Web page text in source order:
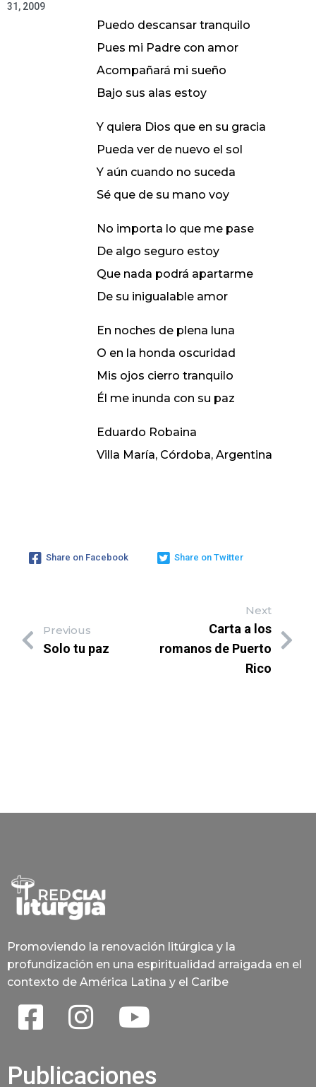
31, 2009
Puedo descansar tranquilo
Pues mi Padre con amor
Acompañará mi sueño
Bajo sus alas estoy
Y quiera Dios que en su gracia
Pueda ver de nuevo el sol
Y aún cuando no suceda
Sé que de su mano voy
No importa lo que me pase
De algo seguro estoy
Que nada podrá apartarme
De su inigualable amor
En noches de plena luna
O en la honda oscuridad
Mis ojos cierro tranquilo
Él me inunda con su paz
Eduardo Robaina
Villa María, Córdoba, Argentina
Share on Facebook Share on Twitter
Previous
Solo tu paz
Next
Carta a los
romanos de Puerto
Rico
Promoviendo la renovación litúrgica y la
profundización en una espiritualidad arraigada en el
contexto de América Latina y el Caribe
Publicaciones